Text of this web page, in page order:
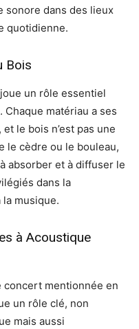
sonore dans des lieux
quotidienne.
Bois
un rôle essentiel
matériau a ses
le bois n’est pas une
le cèdre ou le bouleau,
absorber et à diffuser le
dans la
la musique.
à Acoustique
concert mentionnée en
un rôle clé, non
mais aussi